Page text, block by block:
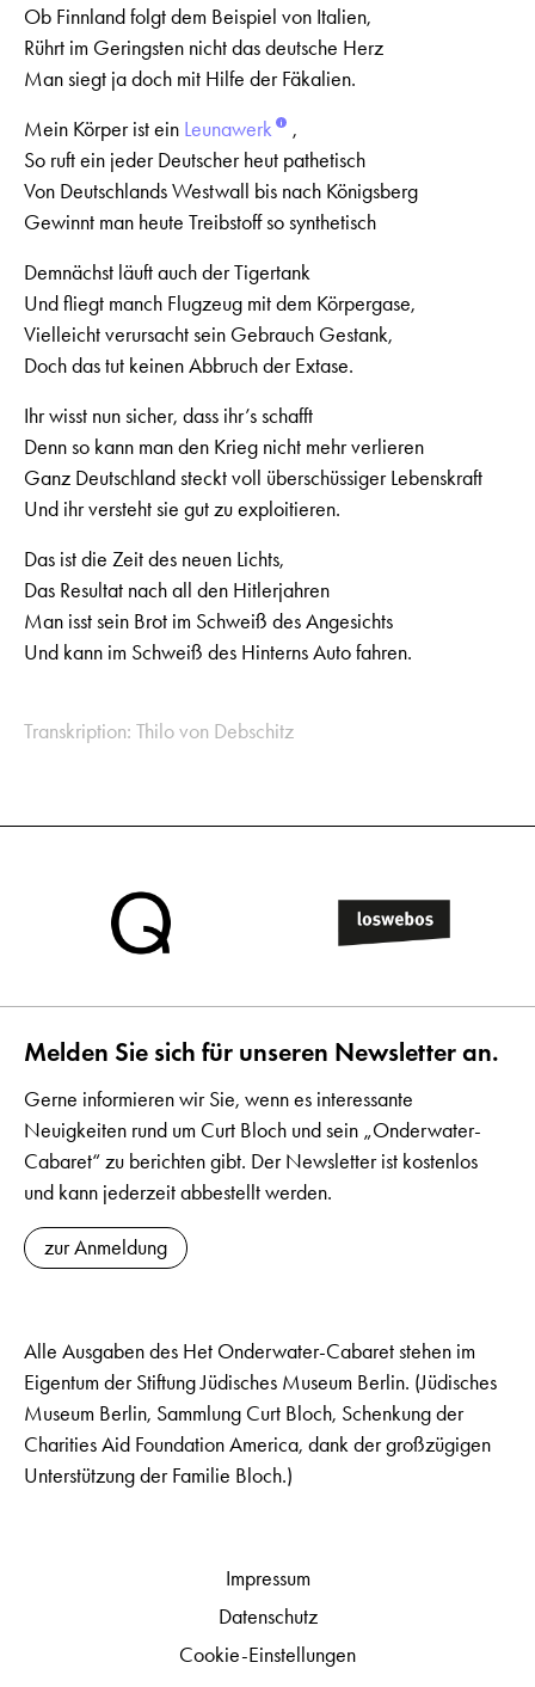
Ob Finnland folgt dem Beispiel von Italien,
Rührt im Geringsten nicht das deutsche Herz
Man siegt ja doch mit Hilfe der Fäkalien.
Mein Körper ist ein Leunawerk
,
So ruft ein jeder Deutscher heut pathetisch
Von Deutschlands Westwall bis nach Königsberg
Gewinnt man heute Treibstoff so synthetisch
Demnächst läuft auch der Tigertank
Und fliegt manch Flugzeug mit dem Körpergase,
Vielleicht verursacht sein Gebrauch Gestank,
Doch das tut keinen Abbruch der Extase.
Ihr wisst nun sicher, dass ihr’s schafft
Denn so kann man den Krieg nicht mehr verlieren
Ganz Deutschland steckt voll überschüssiger Lebenskraft
Und ihr versteht sie gut zu exploitieren.
Das ist die Zeit des neuen Lichts,
Das Resultat nach all den Hitlerjahren
Man isst sein Brot im Schweiß des Angesichts
Und kann im Schweiß des Hinterns Auto fahren.
Transkription: Thilo von Debschitz
Melden Sie sich für unseren Newsletter an.
Gerne informieren wir Sie, wenn es interessante
Neuigkeiten rund um Curt Bloch und sein „Onderwater-
Cabaret“ zu berichten gibt. Der Newsletter ist kostenlos
und kann jederzeit abbestellt werden.
zur Anmeldung
Alle Ausgaben des Het Onderwater-Cabaret stehen im
Eigentum der Stiftung Jüdisches Museum Berlin. (Jüdisches
Museum Berlin, Sammlung Curt Bloch, Schenkung der
Charities Aid Foundation America, dank der großzügigen
Unterstützung der Familie Bloch.)
Impressum
Datenschutz
Cookie-Einstellungen